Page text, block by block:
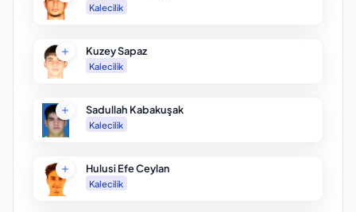
Kalecilik
Kuzey Sapaz
Kalecilik
Sadullah Kabakuşak
Kalecilik
Hulusi Efe Ceylan
Kalecilik